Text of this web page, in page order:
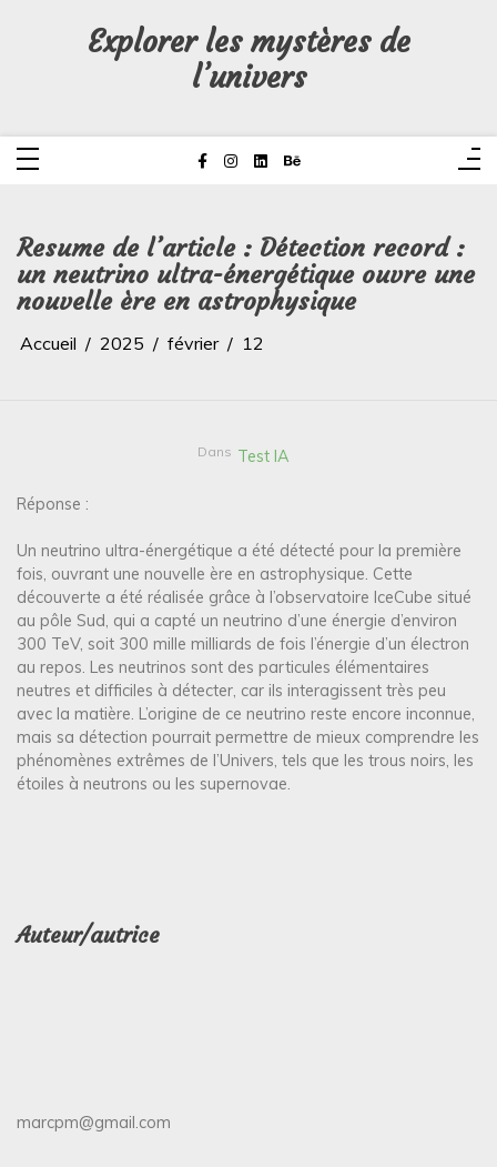
Explorer les mystères de
l’univers
Resume de l’article : Détection record :
un neutrino ultra-énergétique ouvre une
nouvelle ère en astrophysique
Accueil 2025 février 12
Dans Test IA
Réponse :
Un neutrino ultra-énergétique a été détecté pour la première
fois, ouvrant une nouvelle ère en astrophysique. Cette
découverte a été réalisée grâce à l’observatoire IceCube situé
au pôle Sud, qui a capté un neutrino d’une énergie d’environ
300 TeV, soit 300 mille milliards de fois l’énergie d’un électron
au repos. Les neutrinos sont des particules élémentaires
neutres et difficiles à détecter, car ils interagissent très peu
avec la matière. L’origine de ce neutrino reste encore inconnue,
mais sa détection pourrait permettre de mieux comprendre les
phénomènes extrêmes de l’Univers, tels que les trous noirs, les
étoiles à neutrons ou les supernovae.
Auteur/autrice
marcpm@gmail.com